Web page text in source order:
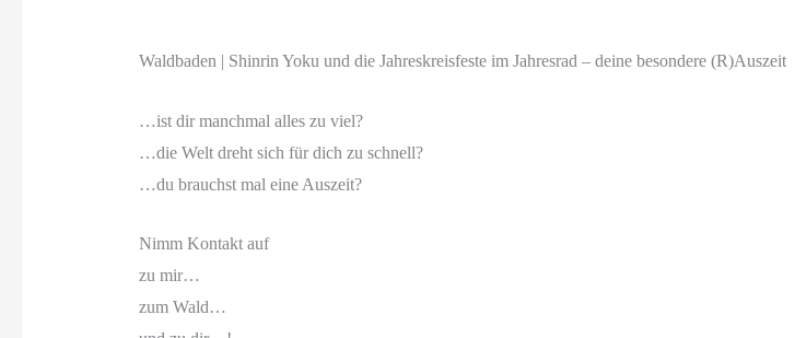
Waldbaden | Shinrin Yoku und die Jahreskreisfeste im Jahresrad – deine besondere (R)Auszeit
…ist dir manchmal alles zu viel?
…die Welt dreht sich für dich zu schnell?
…du brauchst mal eine Auszeit?
Nimm Kontakt auf
zu mir…
zum Wald…